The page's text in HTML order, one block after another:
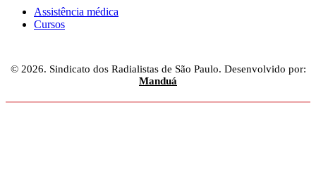
Assistência médica
Cursos
© 2026. Sindicato dos Radialistas de São Paulo. Desenvolvido por:
Manduá